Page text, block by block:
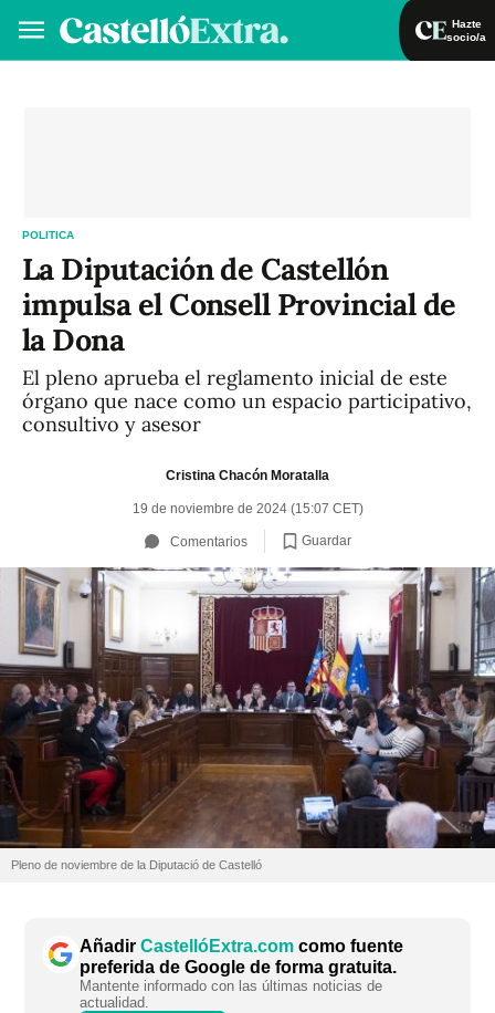
Hazte
socio/a
POLITICA
La Diputación de Castellón
impulsa el Consell Provincial de
la Dona
El pleno aprueba el reglamento inicial de este
órgano que nace como un espacio participativo,
consultivo y asesor
Cristina Chacón Moratalla
19 de noviembre de 2024 (15:07 CET)
Comentarios Guardar
Pleno de noviembre de la Diputació de Castelló
Añadir CastellóExtra.com como fuente
preferida de Google de forma gratuita.
Mantente informado con las últimas noticias de
actualidad.